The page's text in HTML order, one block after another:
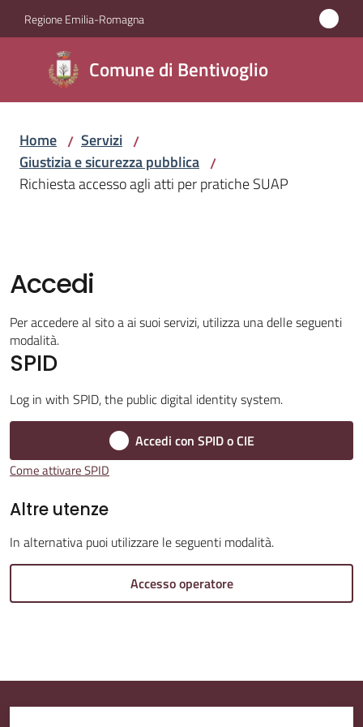
Vai al contenuto
Vai alla navigazione
Vai al footer
Regione Emilia-Romagna
Comune di Bentivoglio
Comune di
Bentivoglio
Amministrazione
Vivere
Bentivoglio
Amministrazione
l
o
r
i
Home / Servizi /
Giustizia e sicurezza pubblica /
Richiesta accesso agli atti per pratiche SUAP
Accedi
Per accedere al sito a ai suoi servizi, utilizza una delle seguenti
modalità.
SPID
Log in with SPID, the public digital identity system.
Accedi con SPID o CIE
Come attivare SPID
Altre utenze
In alternativa puoi utilizzare le seguenti modalità.
Accesso operatore